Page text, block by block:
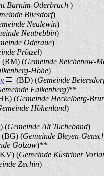
Barnim-Oderbruch )
Bliesdorf)
Neulewin)
Neutrebbin)
Oderaue)
Prötzel)
(RM) (Gemeinde Reichenow-
Höhe)
(BD) (Gemeinde
Falkenberg)**
(Gemeinde Heckelberg-
Höhenland)
(Gemeinde Alt Tucheband)
(BG) (Gemeinde Bleyen-
Golzow)**
(Gemeinde Küstriner
Zechin)